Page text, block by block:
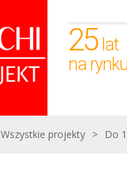
25 lat
na
Wszystkie projekty > Do